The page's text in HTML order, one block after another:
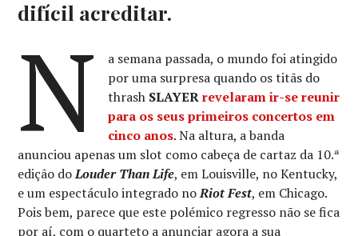
difícil acreditar.
N
a semana passada, o mundo foi atingido
por uma surpresa quando os titãs do
thrash SLAYERrevelaram ir-se reunir
para os seus primeiros concertos em
cinco anos. Na altura, a banda
anunciou apenas um slot como cabeça de cartaz da 10.ª
edição doLouder Than Life, em Louisville, no Kentucky,
e um espectáculo integrado noRiot Fest, em Chicago.
Pois bem, parece que este polémico regresso não se fica
por aí, com o quarteto a anunciar agora a sua